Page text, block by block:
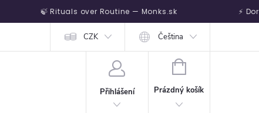
🍃 Rituals over Routine — Monks.sk ⚡
CZK Čeština
Přihlášení
NÁKUPNÍ KOŠÍK
Prázdný košík